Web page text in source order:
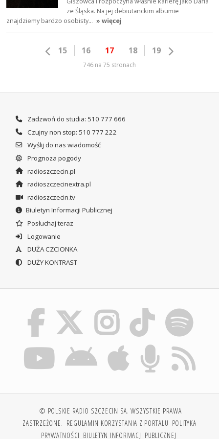
ze Śląska. Na jej debiutanckim albumie
znajdziemy bardzo osobisty… » więcej
15 16 17 18 19
746 na 75 stronach
Zadzwoń do studia: 510 777 666
Czujny non stop: 510 777 222
Wyślij do nas wiadomość
Prognoza pogody
radioszczecin.pl
radioszczecinextra.pl
radioszczecin.tv
Biuletyn Informacji Publicznej
Posłuchaj teraz
Logowanie
DUŻA CZCIONKA
DUŻY KONTRAST
© POLSKIE RADIO SZCZECIN SA. WSZYSTKIE PRAWA
ZASTRZEŻONE. REGULAMIN KORZYSTANIA Z PORTALU POLITYKA
PRYWATNOŚCI BIULETYN INFORMACJI PUBLICZNEJ